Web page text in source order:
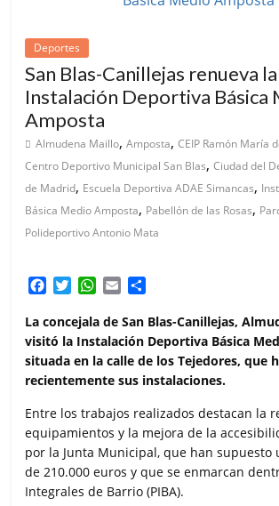
Deportes
San Blas-Canillejas renueva la
Instalación Deportiva Básica
Amposta
Almudena Maillo,Amposta,CEIP Ramón María
Centro Deportivo Municipal San Blas,Ciudad del
de Madrid, Escuela Deportiva ADAE Simancas,
Básica Medio Amposta, Pabellón de las Rosas,
Polideportivo Antonio Mata
c
e
b
o
k
i
t
t
e
W
a
t
s
A
p
a
i
l
m
p
a
r
i
r
La concejala de San Blas-Canillejas,
visitó la Instalación Deportiva Básica
situada en la calle de los Tejedores, que
recientemente sus instalaciones.
Entre los trabajos realizados destacan la
equipamientos y la mejora de la
por la Junta Municipal, que han supuesto
de 210.000 euros y que se enmarcan
Integrales de Barrio (PIBA).